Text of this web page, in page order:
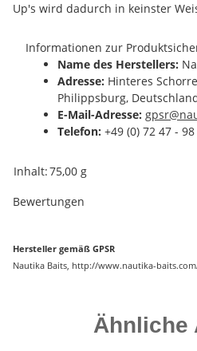
Up's wird dadurch in keinster
Informationen zur
Name des Herstellers:
Adresse: Hinteres
Philippsburg,
E-Mail-Adresse:
Telefon: +49 (0) 72 47 -
Produkteigenschaft
Wert
Inhalt:75,00 g
Bewertungen
Hersteller gemäß GPSR
Nautika Baits, http://www.nautika-
Ähnliche